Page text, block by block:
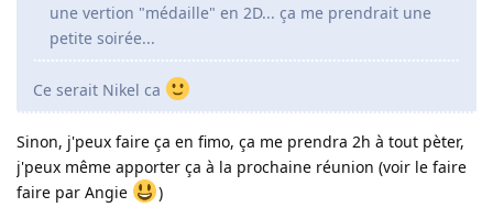
une vertion "médaille" en 2D... ça me prendrait une
petite soirée...
Ce serait Nikel ca
Sinon, j'peux faire ça en fimo, ça me prendra 2h à tout pèter,
j'peux même apporter ça à la prochaine réunion (voir le faire
faire par Angie
)